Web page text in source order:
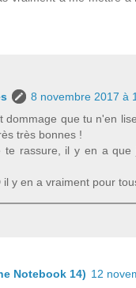
8 novembre 2017 à
dommage que tu n'en
très bonnes !
te rassure, il y en a que
il y en a vraiment pour
Notebook 14) 12